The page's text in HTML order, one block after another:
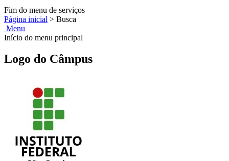
Fim do menu de serviços
Página inicial > Busca
Menu
Início do menu principal
Logo do Câmpus